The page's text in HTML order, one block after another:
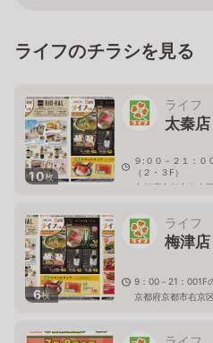
ライフのチラシを見る
10枚
ライフ
太秦店
９:００－２１：０
（２・３F）
京都府京都市右京
6枚
ライフ
梅津店
9：00－21：001F
京都府京都市右京